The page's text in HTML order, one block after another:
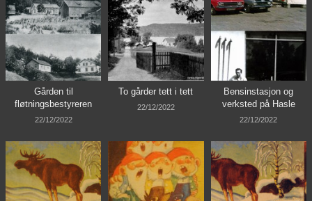
Gården til
fløtningsbestyreren
22/12/2022
To gårder tett i tett
22/12/2022
Bensinstasjon og
verksted på Hasle
22/12/2022